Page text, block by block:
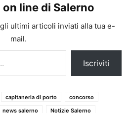
line di Salerno
ultimi articoli inviati alla tua e-
mail.
Iscriviti
capitaneria di porto
concorso
news salerno Notizie Salerno